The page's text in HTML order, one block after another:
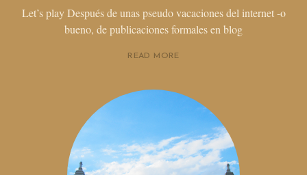
Let’s play Después de unas pseudo vacaciones del internet -o
bueno, de publicaciones formales en blog
READ MORE